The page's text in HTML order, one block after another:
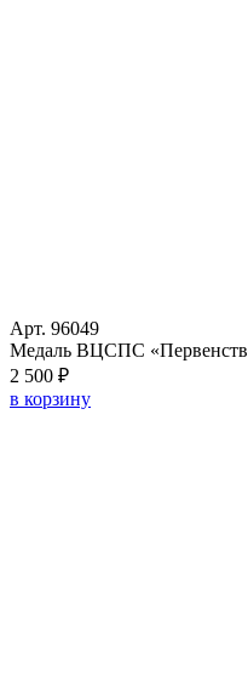
Арт. 96049
Медаль ВЦСПС
2 500 ₽
в корзину